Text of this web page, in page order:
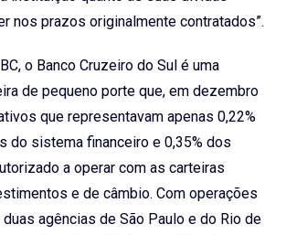
nos prazos originalmente contratados”.
o Banco Cruzeiro do Sul é uma
de pequeno porte que, em dezembro
que representavam apenas 0,22%
do sistema financeiro e 0,35% dos
a operar com as carteiras
e de câmbio. Com operações
agências de São Paulo e do Rio de